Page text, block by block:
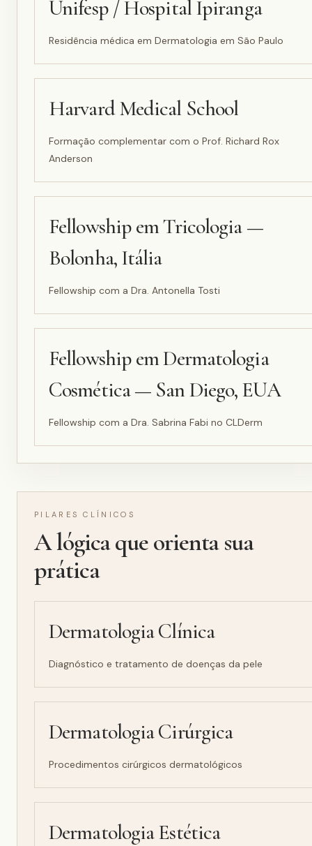
Unifesp / Hospital Ipiranga
Residência médica em Dermatologia em São Paulo
Harvard Medical School
Formação complementar com o Prof. Richard Rox
Anderson
Fellowship em Tricologia —
Bolonha, Itália
Fellowship com a Dra. Antonella Tosti
Fellowship em Dermatologia
Cosmética — San Diego, EUA
Fellowship com a Dra. Sabrina Fabi no CLDerm
PILARES CLÍNICOS
A lógica que orienta sua
prática
Dermatologia Clínica
Diagnóstico e tratamento de doenças da pele
Dermatologia Cirúrgica
Procedimentos cirúrgicos dermatológicos
Dermatologia Estética